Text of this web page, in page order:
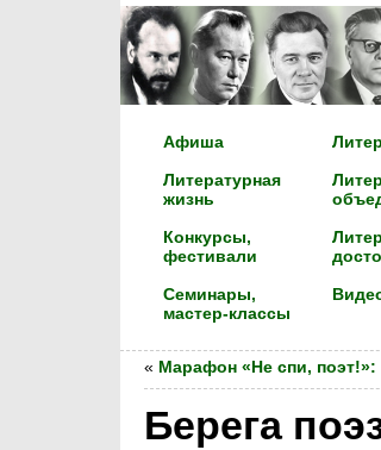
Афиша
Литературная
жизнь
Конкурсы,
фестивали
Семинары,
мастер-классы
« Марафон «Не спи, поэт!»:
Берега